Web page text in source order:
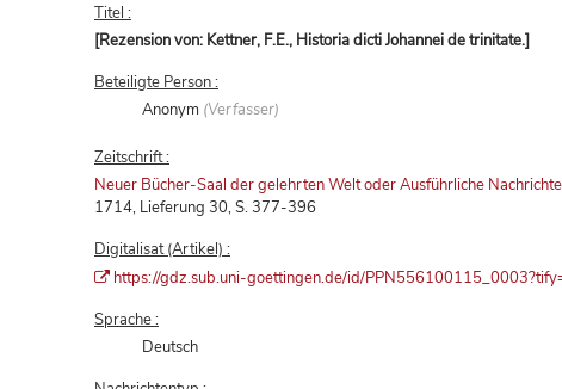
Titel :
[Rezension von: Kettner, F.E., Historia dicti Johannei de trinitate.]
Beteiligte Person :
Anonym (Verfasser)
Zeitschrift :
Neuer Bücher-Saal der gelehrten Welt oder Ausführliche
1714, Lieferung 30, S. 377-396
Digitalisat (Artikel) :
https://gdz.sub.uni-goettingen.de/id/
Sprache :
Deutsch